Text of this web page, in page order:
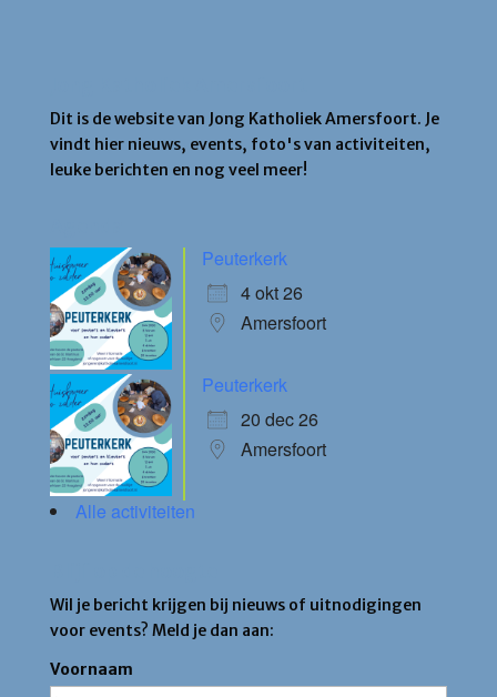
Dit is de website van Jong Katholiek Amersfoort. Je
vindt hier nieuws, events, foto's van activiteiten,
leuke berichten en nog veel meer!
Peuterkerk
4 okt 26
Amersfoort
Peuterkerk
20 dec 26
Amersfoort
Alle activiteiten
Wil je bericht krijgen bij nieuws of uitnodigingen
voor events? Meld je dan aan:
Voornaam